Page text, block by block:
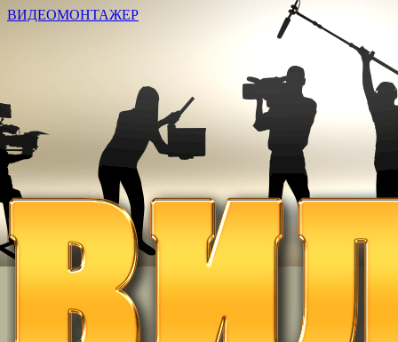
ВИДЕОМОНТАЖЕР